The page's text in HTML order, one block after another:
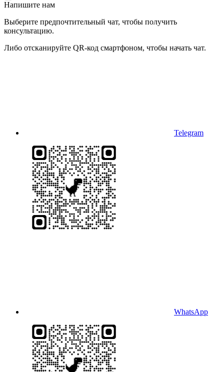
Напишите нам
Выберите предпочтительный чат, чтобы получить
консультацию.
Либо отсканируйте QR-код смартфоном, чтобы начать чат.
Telegram
WhatsApp